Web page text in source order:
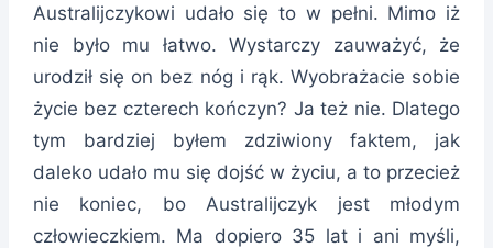
Australijczykowi udało się to w pełni. Mimo iż
nie było mu łatwo. Wystarczy zauważyć, że
urodził się on bez nóg i rąk. Wyobrażacie sobie
życie bez czterech kończyn? Ja też nie. Dlatego
tym bardziej byłem zdziwiony faktem, jak
daleko udało mu się dojść w życiu, a to przecież
nie koniec, bo Australijczyk jest młodym
człowieczkiem. Ma dopiero 35 lat i ani myśli,